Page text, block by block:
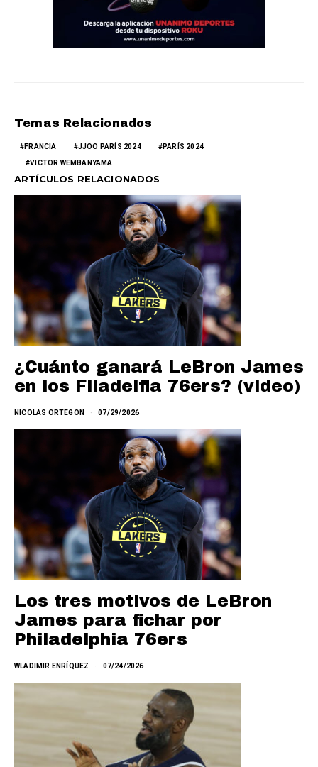
Temas Relacionados
FRANCIA JJOO PARÍS 2024 PARÍS 2024
VICTOR WEMBANYAMA
ARTÍCULOS RELACIONADOS
¿Cuánto ganará LeBron James
en los Filadelfia 76ers? (video)
NICOLAS ORTEGON 07/29/2026
Los tres motivos de LeBron
James para fichar por
Philadelphia 76ers
WLADIMIR ENRÍQUEZ 07/24/2026